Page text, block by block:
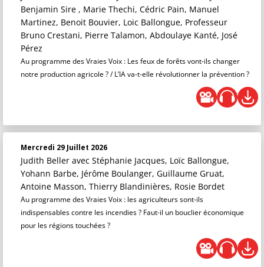
Benjamin Sire , Marie Thechi, Cédric Pain, Manuel
Martinez, Benoit Bouvier, Loic Ballongue, Professeur
Bruno Crestani, Pierre Talamon, Abdoulaye Kanté, José
Pérez
Au programme des Vraies Voix : Les feux de forêts vont-ils changer
notre production agricole ? / L’IA va-t-elle révolutionner la prévention ?
Mercredi 29 Juillet 2026
Judith Beller avec Stéphanie Jacques, Loïc Ballongue,
Yohann Barbe, Jérôme Boulanger, Guillaume Gruat,
Antoine Masson, Thierry Blandinières, Rosie Bordet
Au programme des Vraies Voix : les agriculteurs sont-ils
indispensables contre les incendies ? Faut-il un bouclier économique
pour les régions touchées ?